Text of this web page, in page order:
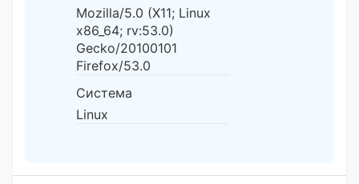
Mozilla/5.0 (X11; Linux
x86_64; rv:53.0)
Gecko/20100101
Firefox/53.0
Система
Linux